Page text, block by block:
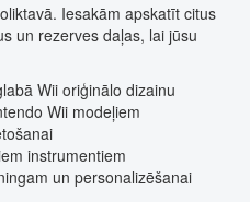
Iesakām apskatīt citus
un rezerves daļas, lai jūsu
Wii oriģinālo dizainu
Wii modeļiem
instrumentiem
un personalizēšanai